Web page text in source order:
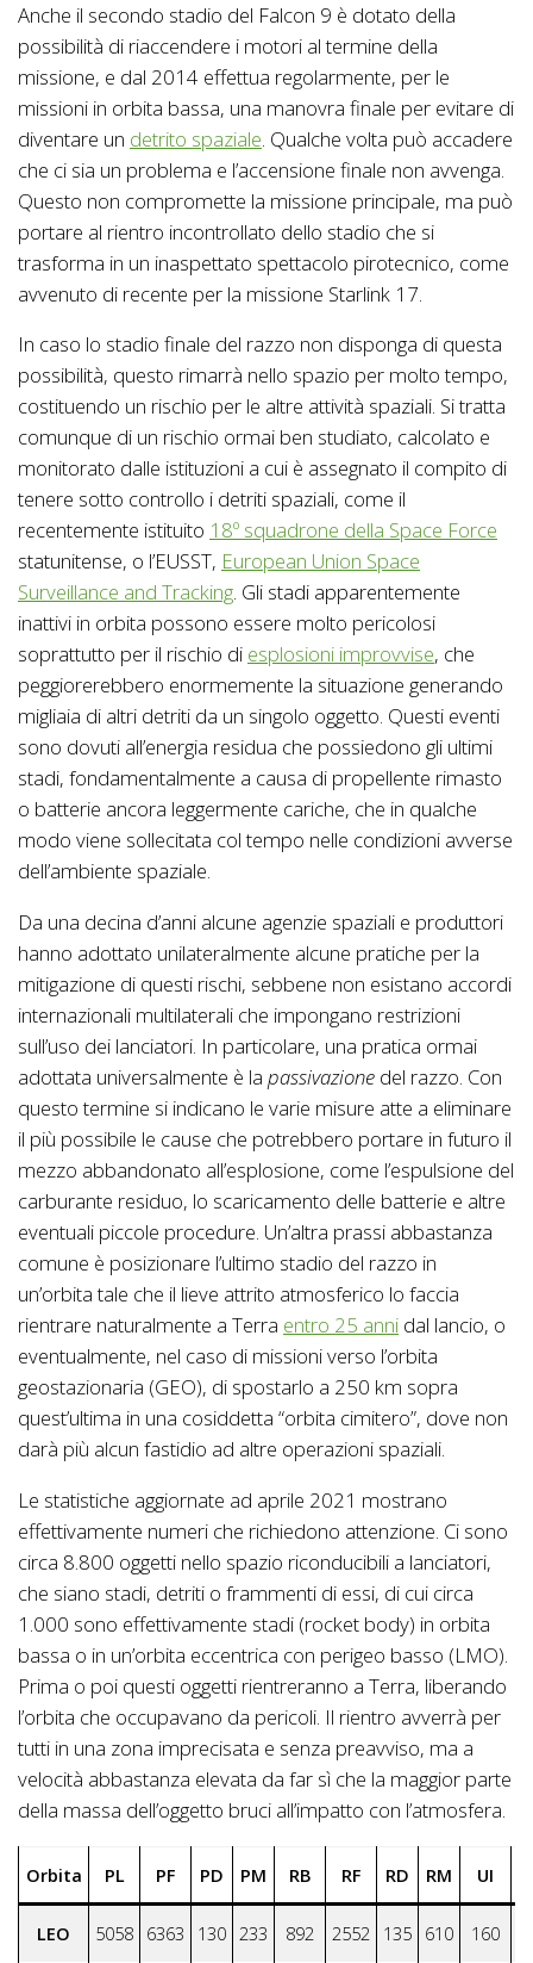
Anche il secondo stadio del Falcon 9 è dotato della
possibilità di riaccendere i motori al termine della
missione, e dal 2014 effettua regolarmente, per le
missioni in orbita bassa, una manovra finale per evitare di
diventare un detrito spaziale. Qualche volta può accadere
che ci sia un problema e l’accensione finale non avvenga.
Questo non compromette la missione principale, ma può
portare al rientro incontrollato dello stadio che si
trasforma in un inaspettato spettacolo pirotecnico, come
avvenuto di recente per la missione Starlink 17.
In caso lo stadio finale del razzo non disponga di questa
possibilità, questo rimarrà nello spazio per molto tempo,
costituendo un rischio per le altre attività spaziali. Si tratta
comunque di un rischio ormai ben studiato, calcolato e
monitorato dalle istituzioni a cui è assegnato il compito di
tenere sotto controllo i detriti spaziali, come il
recentemente istituito 18º squadrone della Space Force
statunitense, o l’EUSST, European Union Space
Surveillance and Tracking. Gli stadi apparentemente
inattivi in orbita possono essere molto pericolosi
soprattutto per il rischio di esplosioni improvvise, che
peggiorerebbero enormemente la situazione generando
migliaia di altri detriti da un singolo oggetto. Questi eventi
sono dovuti all’energia residua che possiedono gli ultimi
stadi, fondamentalmente a causa di propellente rimasto
o batterie ancora leggermente cariche, che in qualche
modo viene sollecitata col tempo nelle condizioni avverse
dell’ambiente spaziale.
Da una decina d’anni alcune agenzie spaziali e produttori
hanno adottato unilateralmente alcune pratiche per la
mitigazione di questi rischi, sebbene non esistano accordi
internazionali multilaterali che impongano restrizioni
sull’uso dei lanciatori. In particolare, una pratica ormai
adottata universalmente è la passivazione del razzo. Con
questo termine si indicano le varie misure atte a eliminare
il più possibile le cause che potrebbero portare in futuro il
mezzo abbandonato all’esplosione, come l’espulsione del
carburante residuo, lo scaricamento delle batterie e altre
eventuali piccole procedure. Un’altra prassi abbastanza
comune è posizionare l’ultimo stadio del razzo in
un’orbita tale che il lieve attrito atmosferico lo faccia
rientrare naturalmente a Terra entro 25 anni dal lancio, o
eventualmente, nel caso di missioni verso l’orbita
geostazionaria (GEO), di spostarlo a 250 km sopra
quest’ultima in una cosiddetta “orbita cimitero”, dove non
darà più alcun fastidio ad altre operazioni spaziali.
Le statistiche aggiornate ad aprile 2021 mostrano
effettivamente numeri che richiedono attenzione. Ci sono
circa 8.800 oggetti nello spazio riconducibili a lanciatori,
che siano stadi, detriti o frammenti di essi, di cui circa
1.000 sono effettivamente stadi (rocket body) in orbita
bassa o in un’orbita eccentrica con perigeo basso (LMO).
Prima o poi questi oggetti rientreranno a Terra, liberando
l’orbita che occupavano da pericoli. Il rientro avverrà per
tutti in una zona imprecisata e senza preavviso, ma a
velocità abbastanza elevata da far sì che la maggior parte
della massa dell’oggetto bruci all’impatto con l’atmosfera.
Orbita PL PF PD PM RB RF RD RM UI
LEO 5058 6363 130 233 892 2552 135 610 160